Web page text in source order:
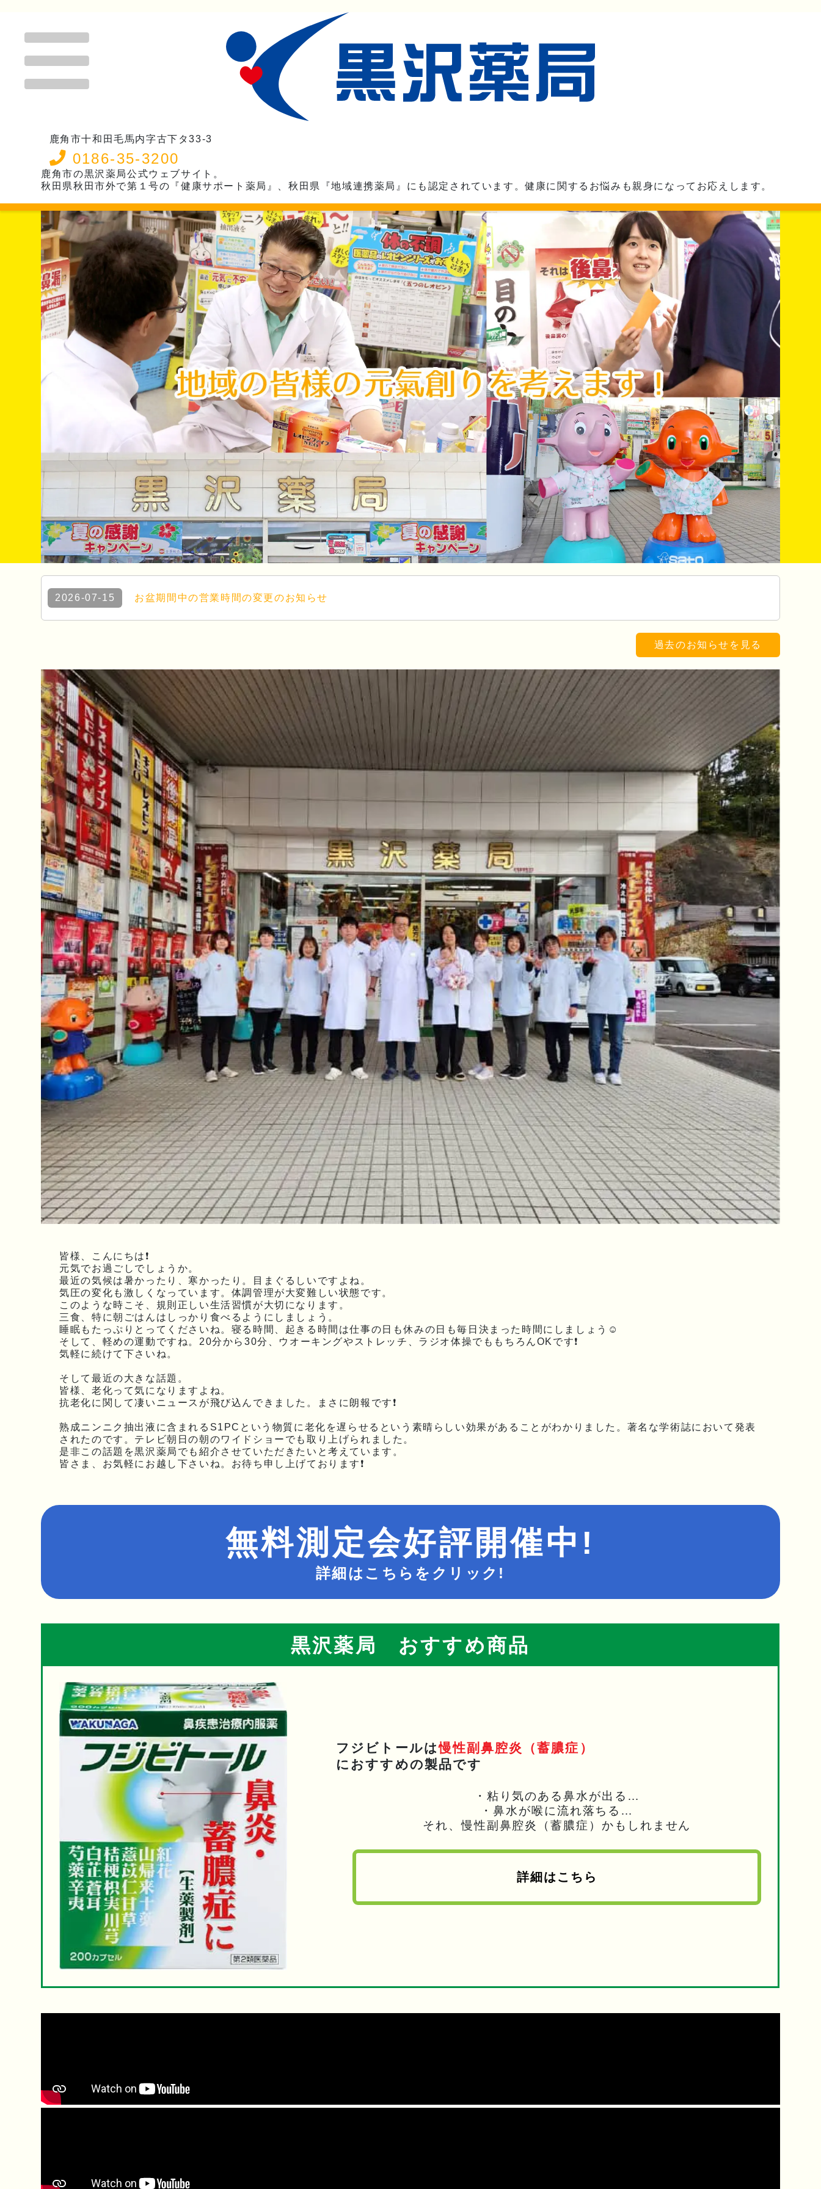
鹿角市十和田毛馬内字古下タ33-3
0186-35-3200
鹿角市の黒沢薬局公式ウェブサイト。
秋田県秋田市外で第１号の『健康サポート薬局』、秋田県『地域連携薬局』にも認定されています。健康に関するお悩みも親身になってお応えします。
2026-07-15 お盆期間中の営業時間の変更のお知らせ
過去のお知らせを見る
皆様、こんにちは❗
元気でお過ごしでしょうか。
最近の気候は暑かったり、寒かったり。目まぐるしいですよね。
気圧の変化も激しくなっています。体調管理が大変難しい状態です。
このような時こそ、規則正しい生活習慣が大切になります。
三食、特に朝ごはんはしっかり食べるようにしましょう。
睡眠もたっぷりとってくださいね。寝る時間、起きる時間は仕事の日も休みの日も毎日決まった時間にしましょう☺
そして、軽めの運動ですね。20分から30分、ウオーキングやストレッチ、ラジオ体操でももちろんOKです❗
気軽に続けて下さいね。
そして最近の大きな話題。
皆様、老化って気になりますよね。
抗老化に関して凄いニュースが飛び込んできました。まさに朗報です❗
熟成ニンニク抽出液に含まれるS1PCという物質に老化を遅らせるという素晴らしい効果があることがわかりました。著名な学術誌において発表
されたのです。テレビ朝日の朝のワイドショーでも取り上げられました。
是非この話題を黒沢薬局でも紹介させていただきたいと考えています。
皆さま、お気軽にお越し下さいね。お待ち申し上げております❗
無料測定会好評開催中!
詳細はこちらをクリック!
黒沢薬局 おすすめ商品
フジビトールは慢性副鼻腔炎（蓄膿症）
におすすめの製品です
・粘り気のある鼻水が出る…
・鼻水が喉に流れ落ちる…
それ、慢性副鼻腔炎（蓄膿症）かもしれません
詳細はこちら